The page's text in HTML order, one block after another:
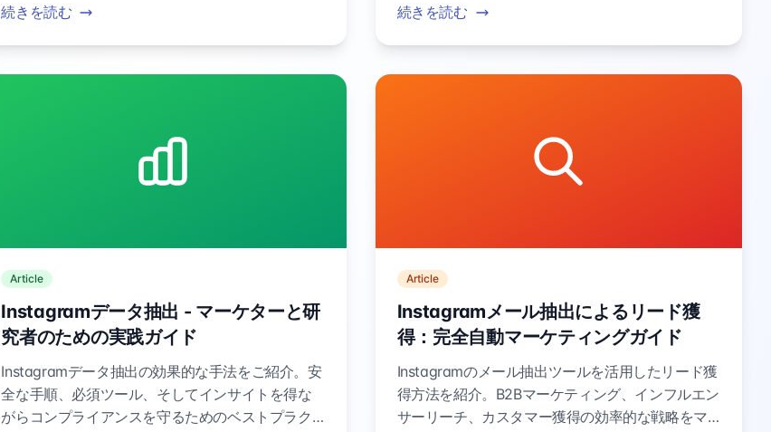
続きを読む
続きを読む
Article
Instagramデータ抽出 - マーケターと研
究者のための実践ガイド
Instagramデータ抽出の効果的な手法をご紹介。安
全な手順、必須ツール、そしてインサイトを得な
がらコンプライアンスを守るためのベストプラク
Article
Instagramメール抽出によるリード獲
得：完全自動マーケティングガイド
Instagramのメール抽出ツールを活用したリード獲
得方法を紹介。B2Bマーケティング、インフルエン
サーリーチ、カスタマー獲得の効率的な戦略をマ